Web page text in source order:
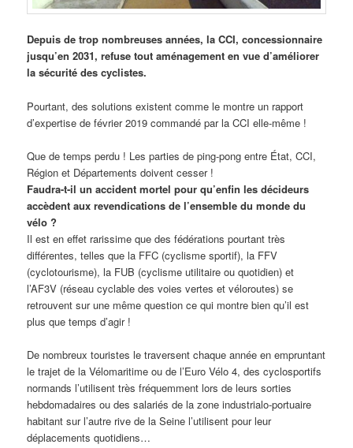
Depuis de trop nombreuses années, la CCI, concessionnaire
jusqu’en 2031, refuse tout aménagement en vue d’améliorer
la sécurité des cyclistes.
Pourtant, des solutions existent comme le montre un rapport
d’expertise de février 2019 commandé par la CCI elle-même !
Que de temps perdu ! Les parties de ping-pong entre État, CCI,
Région et Départements doivent cesser !
Faudra-t-il un accident mortel pour qu’enfin les décideurs
accèdent aux revendications de l’ensemble du monde du
vélo ?
Il est en effet rarissime que des fédérations pourtant très
différentes, telles que la FFC (cyclisme sportif), la FFV
(cyclotourisme), la FUB (cyclisme utilitaire ou quotidien) et
l’AF3V (réseau cyclable des voies vertes et véloroutes) se
retrouvent sur une même question ce qui montre bien qu’il est
plus que temps d’agir !
De nombreux touristes le traversent chaque année en empruntant
le trajet de la Vélomaritime ou de l’Euro Vélo 4, des cyclosportifs
normands l’utilisent très fréquemment lors de leurs sorties
hebdomadaires ou des salariés de la zone industrialo-portuaire
habitant sur l’autre rive de la Seine l’utilisent pour leur
déplacements quotidiens…